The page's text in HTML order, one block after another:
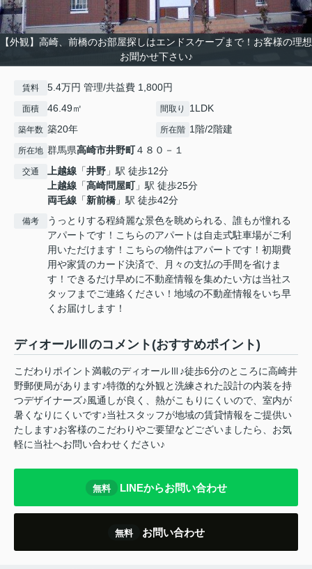
【外観】高崎、前橋のお部屋探しはエンドスケープまで！お客様の理想
お聞かせ下さい♪
賃料 5.4万円 管理/共益費 1,800円
面積 46.49㎡ 間取り 1LDK
築年数 築20年 所在階 1階/2階建
所在地 群馬県高崎市井野町４８０－１
交通 上越線 「井野 」駅 徒歩12分
上越線 「高崎問屋町」駅 徒歩25分
両毛線 「新前橋 」駅 徒歩42分
備考
うっとりする程綺麗な景色を眺められる、誰もが憧れる
アパートです！こちらのアパートは自走式駐車場がご利
用いただけます！こちらの物件はアパートです！初期費
用や家賃のカード決済で、月々の支払の手間を省けま
す！できるだけ早めに不動産情報を集めたい方は当社ス
タッフまでご連絡ください！地域の不動産情報をいち早
くお届けします！
ディオールⅢのコメント(おすすめポイント)
こだわりポイント満載のディオールⅢ♪徒歩6分のところに高崎井
野郵便局があります♪特徴的な外観と洗練された設計の内装を持
つデザイナーズ♪風通しが良く、熱がこもりにくいので、室内が
暑くなりにくいです♪当社スタッフが地域の賃貸情報をご提供い
たします♪お客様のこだわりやご要望などございましたら、お気
軽に当社へお問い合わせください♪
無料 LINEからお問い合わせ
無料 お問い合わせ